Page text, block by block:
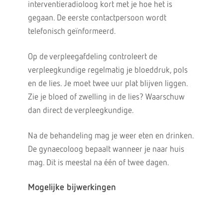
interventieradioloog kort met je hoe het is
gegaan. De eerste contactpersoon wordt
telefonisch geïnformeerd.
Op de verpleegafdeling controleert de
verpleegkundige regelmatig je bloeddruk, pols
en de lies. Je moet twee uur plat blijven liggen.
Zie je bloed of zwelling in de lies? Waarschuw
dan direct de verpleegkundige.
Na de behandeling mag je weer eten en drinken.
De gynaecoloog bepaalt wanneer je naar huis
mag. Dit is meestal na één of twee dagen.
Mogelijke bijwerkingen